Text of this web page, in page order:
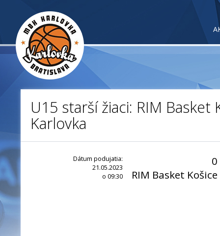
U15 starší žiaci: RIM Basket
Karlovka
Dátum podujatia:
21.05.2023
o 09:30
0
RIM Basket Košice